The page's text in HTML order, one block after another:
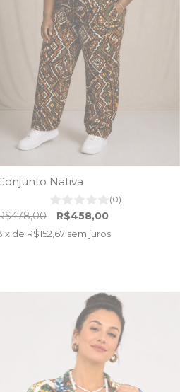
Nativa
(0)
R$458,00
x de R$152,67 sem juros